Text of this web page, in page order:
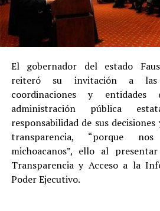
El gobernador del estado
reiteró su invitación a las
coordinaciones y
administración pública
responsabilidad de sus
transparencia, “porque
michoacanos”, ello al
Transparencia y Acceso a la
Poder Ejecutivo.